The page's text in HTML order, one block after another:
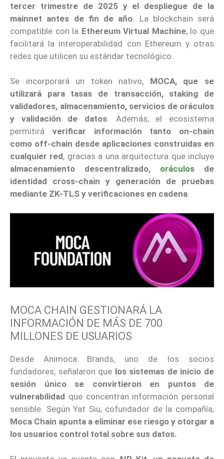
tercer trimestre de 2025 y el despliegue de la
mainnet antes de fin de año . La blockchain será
compatible con la Ethereum Virtual Machine, lo que
facilitará la interoperabilidad con Ethereum y otras
redes que utilicen su estándar tecnológico.
Se incorporará un token nativo, MOCA, que se
utilizará para tasas de transacción, staking de
validadores, almacenamiento, servicios de oráculos
y validación de datos. Además, el ecosistema
permitirá verificar información tanto on-chain
como off-chain desde aplicaciones construidas en
cualquier red, gracias a una arquitectura que incluye
almacenamiento descentralizado, oráculos de
identidad cross-chain y generación de pruebas
mediante ZK-TLS y verificaciones en cadena.
MOCA CHAIN GESTIONARÁ LA
INFORMACIÓN DE MÁS DE 700
MILLONES DE USUARIOS
Desde Animoca Brands, uno de los socios
fundadores, señalaron que los sistemas de inicio de
sesión único se convirtieron en puntos de
vulnerabilidad que concentran información personal
sensible. Según Yat Siu, cofundador de la compañía,
Moca Chain apunta a eliminar ese riesgo y otorgar a
los usuarios control total sobre sus datos.